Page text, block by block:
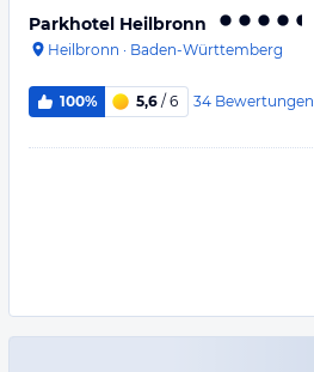
Parkhotel Heilbronn
Heilbronn · Baden-Württemberg
100% 5,6 / 6 34 Bewertungen